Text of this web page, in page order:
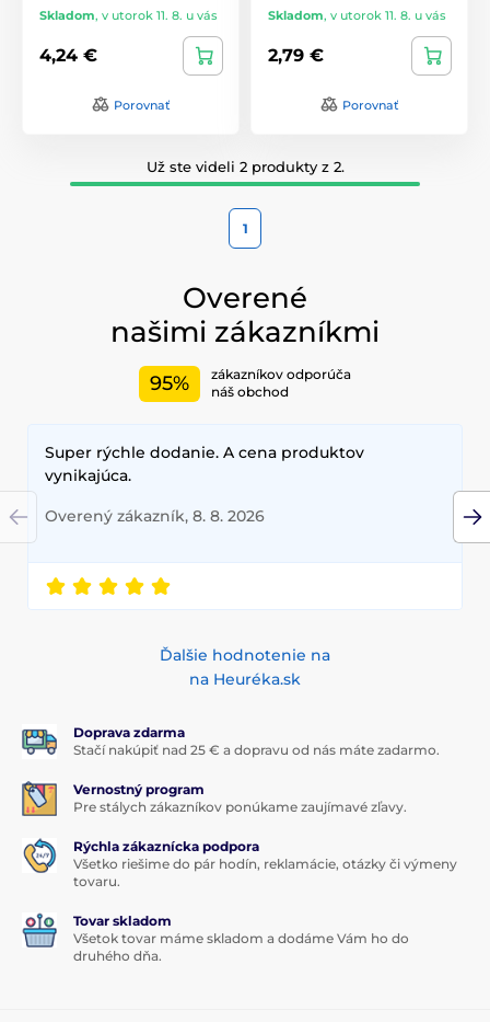
Skladom, v utorok 11. 8. u vás
4,24 €
Porovnať
Skladom, v utorok 11. 8. u vás
2,79 €
Porovnať
Už ste videli 2 produkty z 2.
1
Overené
našimi zákazníkmi
95%
zákazníkov odporúča
náš obchod
Super rýchle dodanie. A cena produktov
vynikajúca.
Overený zákazník, 8. 8. 2026
Ďalšie hodnotenie na
na Heuréka.sk
Doprava zdarma
Stačí nakúpiť nad 25 € a dopravu od nás máte zadarmo.
Vernostný program
Pre stálych zákazníkov ponúkame zaujímavé zľavy.
Rýchla zákaznícka podpora
Všetko riešime do pár hodín, reklamácie, otázky či výmeny
tovaru.
Tovar skladom
Všetok tovar máme skladom a dodáme Vám ho do
druhého dňa.